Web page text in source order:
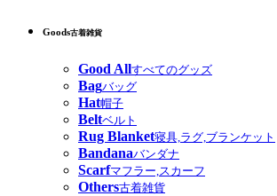
Goods古着雑貨
Good Allすべてのグッズ
Bagバッグ
Hat帽子
Beltベルト
Rug Blanket寝具,ラグ,ブランケット
Bandanaバンダナ
Scarfマフラー,スカーフ
Others古着雑貨